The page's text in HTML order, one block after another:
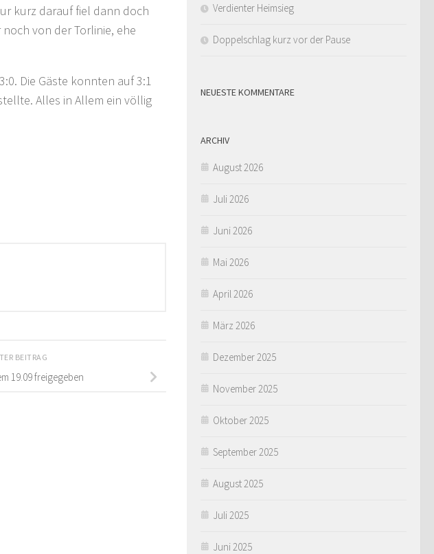
kurz darauf fiel dann doch
von der Torlinie, ehe
Die Gäste konnten auf 3:1
Alles in Allem ein völlig
BEITRAG
19.09 freigegeben
Verdienter Heimsieg
Doppelschlag kurz vor der Pause
NEUESTE KOMMENTARE
ARCHIV
August 2026
Juli 2026
Juni 2026
Mai 2026
April 2026
März 2026
Dezember 2025
November 2025
Oktober 2025
September 2025
August 2025
Juli 2025
Juni 2025